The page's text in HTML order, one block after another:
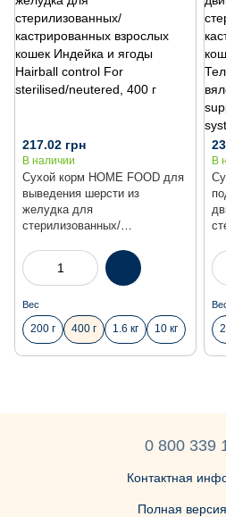
Сухой корм HOME FOOD для
выведения шерсти из
желудка для
стерилизованных/
кошек Индейка и ягоды
Hairball control For
sterilised/neutered, 400 г
217.02 грн
В наличии
Вес
200 г 400 г 1.6 кг 10 кг
В
0 800 339
Контактная
Полная